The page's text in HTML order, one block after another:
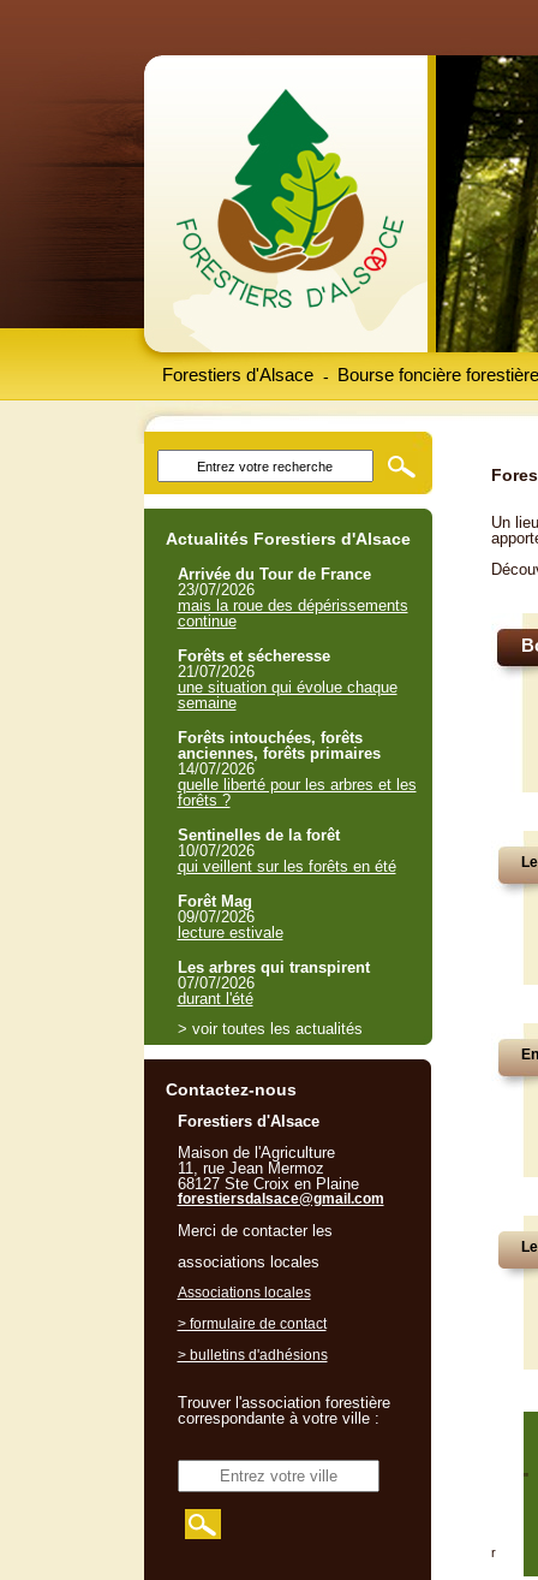
Forestiers d'Alsace Bourse foncière forestière
-
Un
"
r
Actualités Forestiers d'Alsace
Arrivée du Tour de France
23/07/2026
mais la roue des dépérissements
continue
Forêts et sécheresse
21/07/2026
une situation qui évolue chaque
semaine
Forêts intouchées, forêts
anciennes, forêts primaires
14/07/2026
quelle liberté pour les arbres et les
forêts ?
Sentinelles de la forêt
10/07/2026
qui veillent sur les forêts en été
Forêt Mag
09/07/2026
lecture estivale
Les arbres qui transpirent
07/07/2026
durant l'été
> voir toutes les actualités
Contactez-nous
Forestiers d'Alsace
Maison de l'Agriculture
11, rue Jean Mermoz
68127 Ste Croix en Plaine
forestiersdalsace@gmail.com
Merci de contacter les
associations locales
Associations locales
> formulaire de contact
> bulletins d'adhésions
Trouver l'association forestière
correspondante à votre ville :